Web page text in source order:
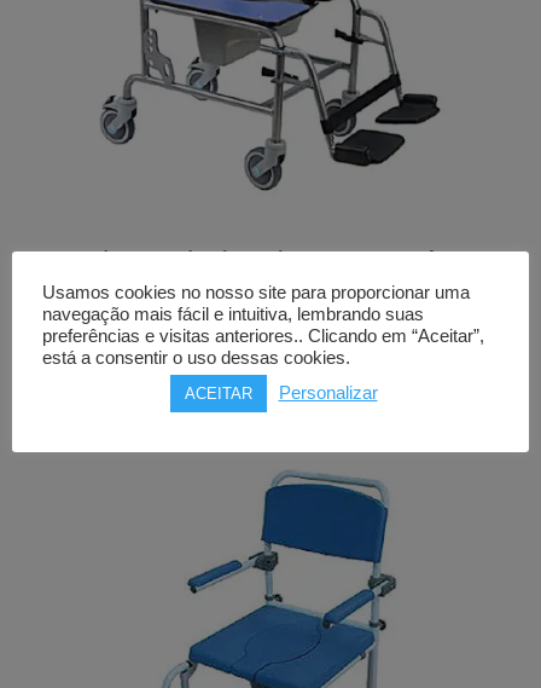
Cadeira de banho e sanitária
ORTHOS ANTARCTIC
até 150kg
299,00€ – 399,00€Price
range:
through
Usamos cookies no nosso site para proporcionar uma
navegação mais fácil e intuitiva, lembrando suas
preferências e visitas anteriores.. Clicando em “Aceitar”,
está a consentir o uso dessas cookies.
ACEITAR Personalizar